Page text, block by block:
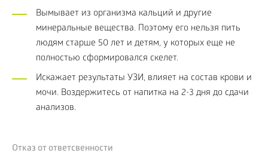
Вымывает из организма кальций и другие
минеральные вещества. Поэтому его нельзя пить
людям старше 50 лет и детям, у которых еще не
полностью сформировался скелет.
Искажает результаты УЗИ, влияет на состав крови и
мочи. Воздержитесь от напитка на 2-3 дня до сдачи
анализов.
Отказ от ответсвенности